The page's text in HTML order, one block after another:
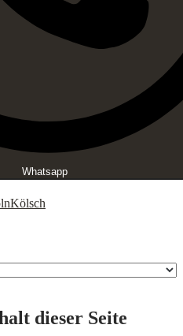
Whatsapp
Kölsch
dieser Seite